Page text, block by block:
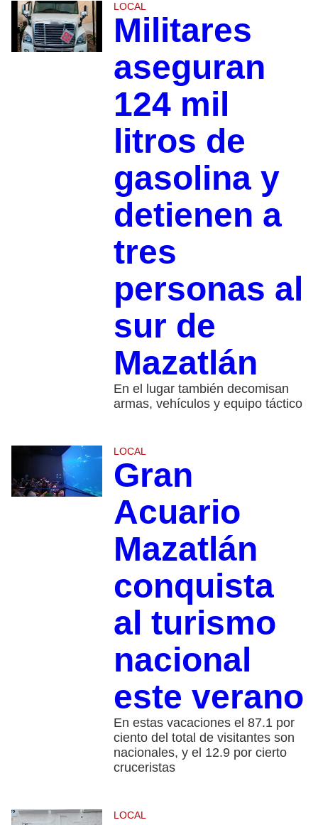
LOCAL
Militares
aseguran
124 mil
litros de
gasolina y
detienen a
tres
personas al
sur de
Mazatlán
En el lugar también decomisan
armas, vehículos y equipo táctico
LOCAL
Gran
Acuario
Mazatlán
conquista
al turismo
nacional
este verano
En estas vacaciones el 87.1 por
ciento del total de visitantes son
nacionales, y el 12.9 por cierto
cruceristas
LOCAL